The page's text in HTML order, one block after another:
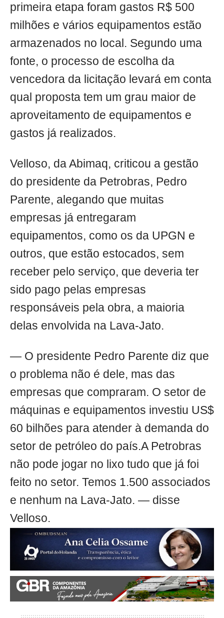
primeira etapa foram gastos R$ 500
milhões e vários equipamentos estão
armazenados no local. Segundo uma
fonte, o processo de escolha da
vencedora da licitação levará em conta
qual proposta tem um grau maior de
aproveitamento de equipamentos e
gastos já realizados.
Velloso, da Abimaq, criticou a gestão
do presidente da Petrobras, Pedro
Parente, alegando que muitas
empresas já entregaram
equipamentos, como os da UPGN e
outros, que estão estocados, sem
receber pelo serviço, que deveria ter
sido pago pelas empresas
responsáveis pela obra, a maioria
delas envolvida na Lava-Jato.
— O presidente Pedro Parente diz que
o problema não é dele, mas das
empresas que compraram. O setor de
máquinas e equipamentos investiu US$
60 bilhões para atender à demanda do
setor de petróleo do país.A Petrobras
não pode jogar no lixo tudo que já foi
feito no setor. Temos 1.500 associados
e nenhum na Lava-Jato. — disse
Velloso.